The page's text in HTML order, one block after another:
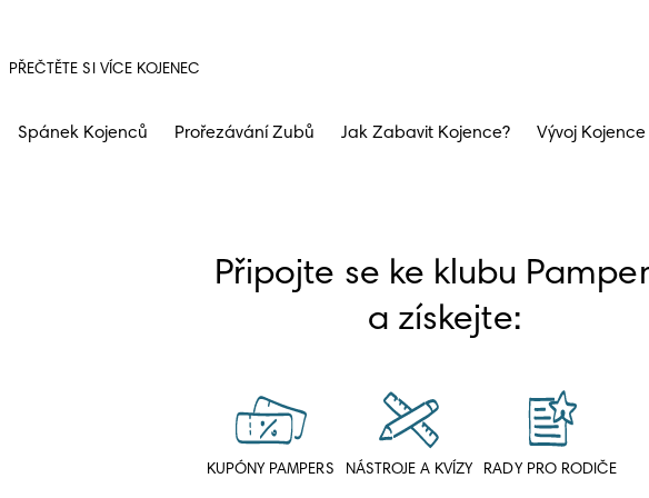
PŘEČTĚTE SI VÍCE KOJENEC
Spánek Kojenců Prořezávání Zubů Jak Zabavit Kojence? Vývoj Kojence
Připojte se ke klubu
a získejte:
KUPÓNY PAMPERS NÁSTROJE A KVÍZY RADY PRO RODIČE